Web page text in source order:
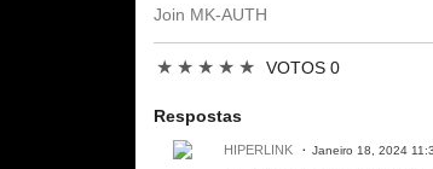
Join MK-AUTH
★ ★ ★ ★ ★ VOTOS 0
Respostas
HIPERLINK Janeiro 18, 2024